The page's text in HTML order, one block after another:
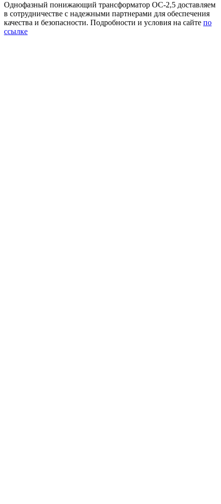
Однофазный понижающий трансформатор ОС-2,5 доставляем
в сотрудничестве с надежными партнерами для обеспечения
качества и безопасности. Подробности и условия на сайте по
ссылке